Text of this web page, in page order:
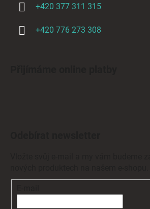
+420 377 311 315
+420 776 273 308